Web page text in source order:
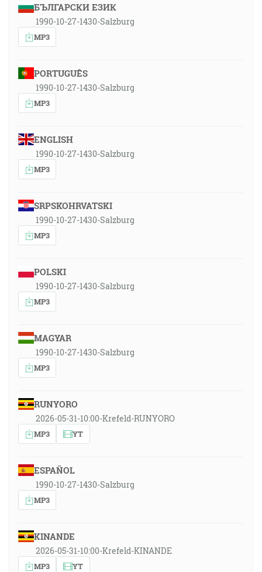
БЪЛГАРСКИ ЕЗИК
1990-10-27-1430-Salzburg
MP3
PORTUGUÊS
1990-10-27-1430-Salzburg
MP3
ENGLISH
1990-10-27-1430-Salzburg
MP3
SRPSKOHRVATSKI
1990-10-27-1430-Salzburg
MP3
POLSKI
1990-10-27-1430-Salzburg
MP3
MAGYAR
1990-10-27-1430-Salzburg
MP3
RUNYORO
2026-05-31-10:00-Krefeld-RUNYORO
MP3 YT
ESPAÑOL
1990-10-27-1430-Salzburg
MP3
KINANDE
2026-05-31-10:00-Krefeld-KINANDE
MP3 YT